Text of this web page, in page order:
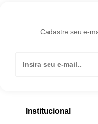
Cadastre seu e-
Institucional